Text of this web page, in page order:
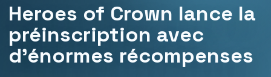
Heroes of Crown lance la
préinscription avec
d’énormes récompenses